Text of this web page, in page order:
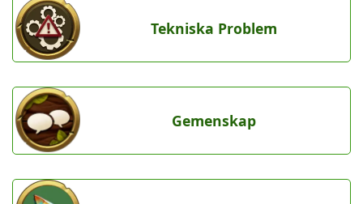
Tekniska Problem
Gemenskap